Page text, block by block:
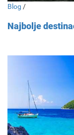
Blog /
Najbolje